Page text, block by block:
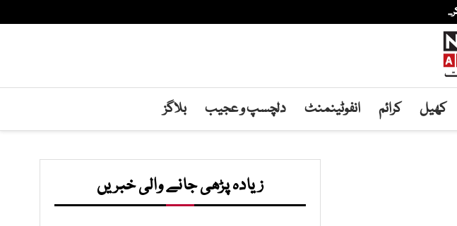
کھیل کرائم انفوٹینمنٹ دلچسپ و عجیب بلاگز
زیادہ پڑھی جانے والی خبریں